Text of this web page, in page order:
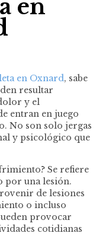
en
en Oxnard, sabe
resultar
y el
entran en juego
No son solo jergas
y psicológico que
Se refiere
por una lesión.
de lesiones
o incluso
provocar
cotidianas